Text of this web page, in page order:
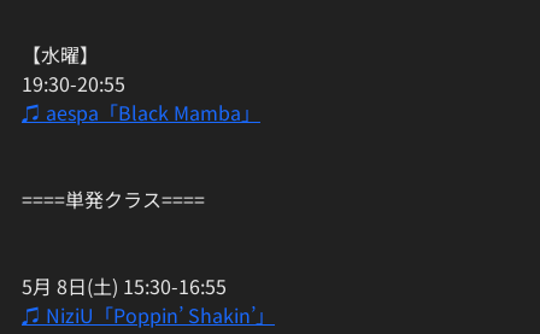
【水曜】
19:30-20:55
♫ aespa「Black Mamba」
====単発クラス====
5月 8日(土) 15:30-16:55
♫ NiziU「Poppin’ Shakin’」